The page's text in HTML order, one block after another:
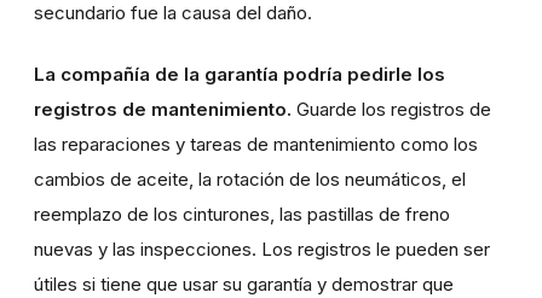
secundario fue la causa del daño.
La compañía de la garantía podría pedirle los
registros de mantenimiento. Guarde los registros de
las reparaciones y tareas de mantenimiento como los
cambios de aceite, la rotación de los neumáticos, el
reemplazo de los cinturones, las pastillas de freno
nuevas y las inspecciones. Los registros le pueden ser
útiles si tiene que usar su garantía y demostrar que